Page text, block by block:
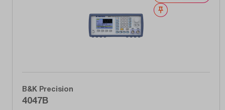
Merken
B&K Precision
4047B